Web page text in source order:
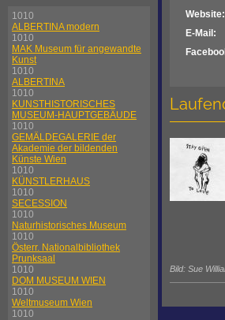
1010
ALBERTINA modern
1010
MAK Museum für angewandte
Kunst
1010
ALBERTINA
1010
KUNSTHISTORISCHES
MUSEUM-HAUPTGEBÄUDE
1010
GEMÄLDEGALERIE der
Akademie der bildenden
Künste Wien
1010
KÜNSTLERHAUS
1010
SECESSION
1010
Naturhistorisches Museum
1010
Österr. Nationalbibliothek
Prunksaal
1010
DOM MUSEUM WIEN
1010
Weltmuseum Wien
1010
Website:
E-Mail:
Bild: Sue